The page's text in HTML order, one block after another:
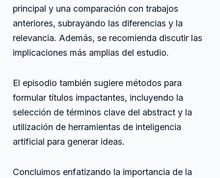
principal y una comparación con trabajos
anteriores, subrayando las diferencias y la
relevancia. Además, se recomienda discutir las
implicaciones más amplias del estudio.
El episodio también sugiere métodos para
formular títulos impactantes, incluyendo la
selección de términos clave del abstract y la
utilización de herramientas de inteligencia
artificial para generar ideas.
Concluimos enfatizando la importancia de la